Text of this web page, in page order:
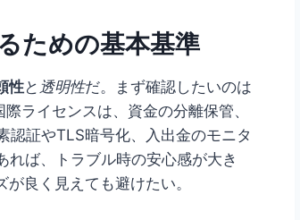
ための基本基準
性と 透明性だ。まず確認したいのは
ライセンスは、資金の分離保管、
認証やTLS暗号化、入出金のモニタ
れば、トラブル時の安心感が大き
良く見えても避けたい。